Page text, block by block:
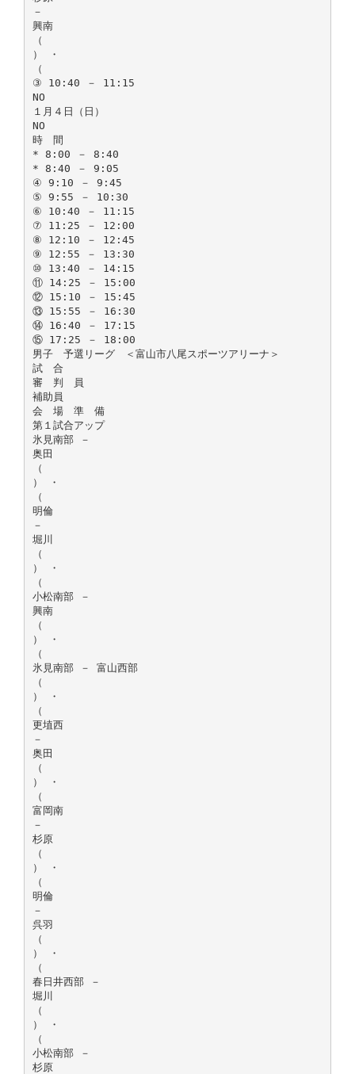
－
興南
（
） ・
（
③ 10:40 － 11:15
NO
１月４日（日）
NO
時 間
* 8:00 － 8:40
* 8:40 － 9:05
④ 9:10 － 9:45
⑤ 9:55 － 10:30
⑥ 10:40 － 11:15
⑦ 11:25 － 12:00
⑧ 12:10 － 12:45
⑨ 12:55 － 13:30
⑩ 13:40 － 14:15
⑪ 14:25 － 15:00
⑫ 15:10 － 15:45
⑬ 15:55 － 16:30
⑭ 16:40 － 17:15
⑮ 17:25 － 18:00
男子 予選リーグ ＜富山市八尾スポーツアリーナ＞
試 合
審 判 員
補助員
会 場 準 備
第１試合アップ
氷見南部 －
奥田
（
） ・
（
明倫
－
堀川
（
） ・
（
小松南部 －
興南
（
） ・
（
氷見南部 － 富山西部
（
） ・
（
更埴西
－
奥田
（
） ・
（
富岡南
－
杉原
（
） ・
（
明倫
－
呉羽
（
） ・
（
春日井西部 －
堀川
（
） ・
（
小松南部 －
杉原